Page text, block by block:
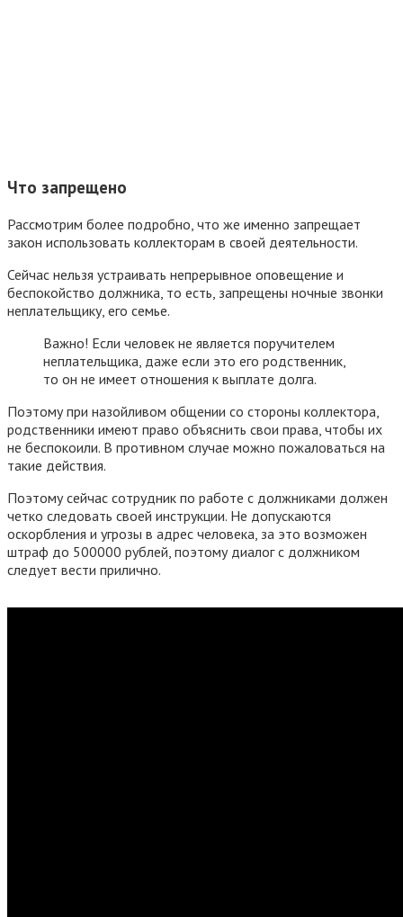
Что запрещено
Рассмотрим более подробно, что же именно запрещает
закон использовать коллекторам в своей деятельности.
Сейчас нельзя устраивать непрерывное оповещение и
беспокойство должника, то есть, запрещены ночные звонки
неплательщику, его семье.
Важно! Если человек не является поручителем
неплательщика, даже если это его родственник,
то он не имеет отношения к выплате долга.
Поэтому при назойливом общении со стороны коллектора,
родственники имеют право объяснить свои права, чтобы их
не беспокоили. В противном случае можно пожаловаться на
такие действия.
Поэтому сейчас сотрудник по работе с должниками должен
четко следовать своей инструкции. Не допускаются
оскорбления и угрозы в адрес человека, за это возможен
штраф до 500000 рублей, поэтому диалог с должником
следует вести прилично.